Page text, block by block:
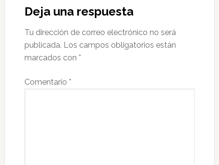
Deja una respuesta
Tu dirección de correo electrónico no será
publicada. Los campos obligatorios están
marcados con *
Comentario *